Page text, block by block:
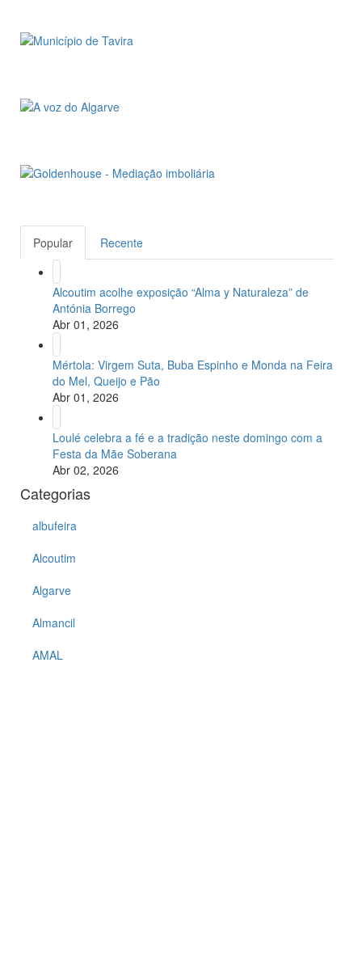
Popular Recente
Alcoutim acolhe exposição “Alma y Naturaleza” de
Antónia Borrego
Abr 01, 2026
Mértola: Virgem Suta, Buba Espinho e Monda na Feira
do Mel, Queijo e Pão
Abr 01, 2026
Loulé celebra a fé e a tradição neste domingo com a
Festa da Mãe Soberana
Abr 02, 2026
Categorias
albufeira
Alcoutim
Algarve
Almancil
AMAL